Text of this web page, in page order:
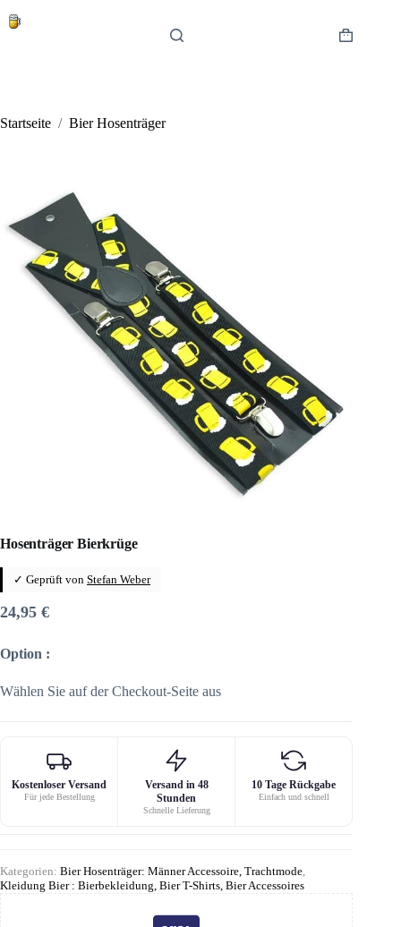
Inhalt
Warenkorb
Startseite / Bier Hosenträger
Hosenträger Bierkrüge
✓ Geprüft von Stefan Weber
24,95 €
Option :
Wählen Sie auf der Checkout-Seite aus
Kostenloser Versand
Für jede Bestellung
Versand in 48
Stunden
Schnelle Lieferung
10 Tage Rückgabe
Einfach und schnell
Kategorien: Bier Hosenträger: Männer Accessoire, Trachtmode
Kleidung Bier : Bierbekleidung, Bier T-Shirts, Bier Accessoires